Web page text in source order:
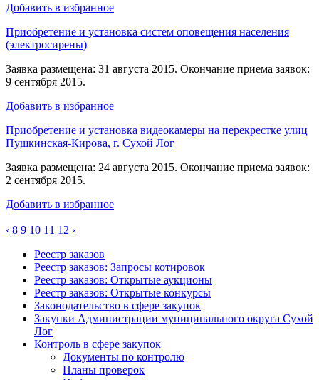
Добавить в избранное
Приобретение и установка систем оповещения населения
(электросирены)
Заявка размещена: 31 августа 2015. Окончание приема заявок:
9 сентября 2015.
Добавить в избранное
Приобретение и установка видеокамеры на перекрестке улиц
Пушкинская-Кирова, г. Сухой Лог
Заявка размещена: 24 августа 2015. Окончание приема заявок:
2 сентября 2015.
Добавить в избранное
‹ 8 9 10 11 12 ›
Реестр заказов
Реестр заказов: Запросы котировок
Реестр заказов: Открытые аукционы
Реестр заказов: Открытые конкурсы
Законодательство в сфере закупок
Закупки Администрации муниципального округа Сухой
Лог
Контроль в сфере закупок
Документы по контролю
Планы проверок